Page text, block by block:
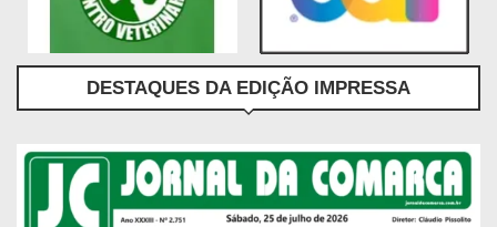
DESTAQUES DA EDIÇÃO IMPRESSA